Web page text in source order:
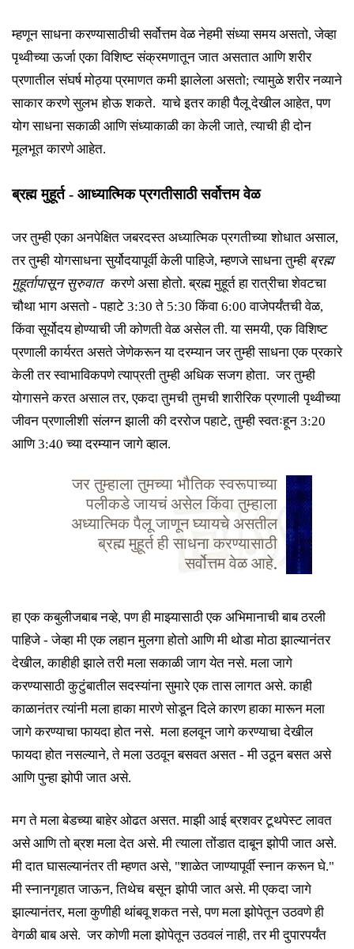
म्हणून साधनाकरण्यासाठीची सर्वोत्तम वेळ नेहमी संध्यासमयअसतो,जेव्हा
पृथ्वीच्याऊर्जा एका विशिष्ट संक्रमणातूनजात असतात आणिशरीर
प्रणातील संघर्ष मोठ्या प्रमाणत कमी झालेला असतो; त्यामुळेशरीर नव्याने
साकार करणे सुलभ होऊ शकते. याचे इतर काही पैलू देखील आहेत,पण
योग साधना सकाळी आणि संध्याकाळी का केली जाते, त्याची ही दोन
मूलभूत कारणे आहेत.
ब्रह्ममुहूर्त - आध्यात्मिक प्रगतीसाठी सर्वोत्तम वेळ
जरतुम्हीएका अनपेक्षित जबरदस्त अध्यात्मिक प्रगतीच्या शोधात असाल,
तरतुम्ही योगसाधनासुर्योदयापूर्वीकेली पाहिजे,म्हणजेसाधनातुम्ही ब्रह्म
मुहूर्तापासून सुरुवात करणे असा होतो. ब्रह्म मुहूर्त हा रात्रीचा शेवटचा
चौथा भाग असतो - पहाटे 3:30 ते 5:30 किंवा 6:00 वाजेपर्यंतचीवेळ,
किंवा सूर्योदय होण्याची जीकोणतीवेळ असेल ती.या समयी,एकविशिष्ट
प्रणाली कार्यरत असते जेणेकरून या दरम्यान जर तुम्ही साधना एक प्रकारे
केली तर स्वाभाविकपणे त्याप्रती तुम्ही अधिक सजग होता.जरतुम्ही
योगासने करत असालतर, एकदातुमची तुमची शारीरिक प्रणाली पृथ्वीच्या
जीवन प्रणालीशी संलग्न झाली की दररोज पहाटे,तुम्हीस्वतःहून 3:20
आणि 3:40 च्या दरम्यान जागे व्हाल.
जर तुम्हाला तुमच्या भौतिक स्वरूपाच्या
पलीकडे जायचं असेल किंवा तुम्हाला
अध्यात्मिक पैलू जाणून घ्यायचे असतील
ब्रह्म मुहूर्त ही साधना करण्यासाठी
सर्वोत्तम वेळ आहे.
हा एक कबुलीजबाब नव्हे,पणही माझ्यासाठीएक अभिमानाची बाब ठरली
पाहिजे- जेव्हा मी एक लहान मुलगा होतो आणि मी थोडा मोठा झाल्यानंतर
देखील, काहीही झाले तरी मला सकाळी जाग येत नसे. मला जागे
करण्यासाठी कुटुंबातील सदस्यांना सुमारे एक तास लागत असे. काही
काळानंतर त्यांनी मला हाका मारणे सोडून दिले कारण हाका मारून मला
जागे करण्याचा फायदा होत नसे. मला हलवून जागे करण्याचा देखील
फायदा होत नसल्याने, ते मला उठवून बसवत असत - मी उठून बसत असे
आणि पुन्हाझोपी जात असे.
मग ते मला बेडच्या बाहेर ओढत असत. माझी आई ब्रशवर टूथपेस्ट लावत
असे आणि तो ब्रश मला देत असे. मी त्याला तोंडात दाबून झोपी जात असे.
मी दात घासल्यानंतर ती म्हणत असे, "शाळेत जाण्यापूर्वी स्नान करून घे."
मी स्नानगृहातजाऊन, तिथेच बसून झोपी जात असे. मी एकदा जागे
झाल्यानंतर, मला कुणीही थांबवू शकत नसे, पण मला झोपेतून उठवणे ही
वेगळी बाब असे. जर कोणी मला झोपेतून उठवलंनाही, तर मी दुपारपर्यंत